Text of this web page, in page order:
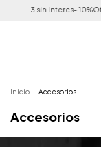
Con Transferencia
Inicio Accesorios
Accesorios